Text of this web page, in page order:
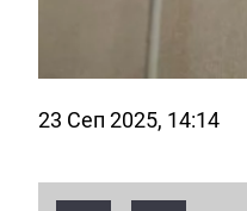
23 Сеп 2025, 14:14